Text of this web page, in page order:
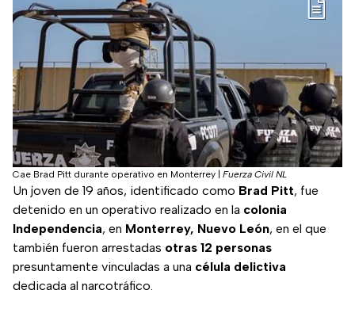
Cae Brad Pitt durante operativo en Monterrey Fuerza Civil NL
Un joven de 19 años, identificado como Brad Pitt, fue
detenido en un operativo realizado en la colonia
Independencia, en Monterrey, Nuevo León, en el que
también fueron arrestadas otras 12 personas
presuntamente vinculadas a una célula delictiva
dedicada al narcotráfico.